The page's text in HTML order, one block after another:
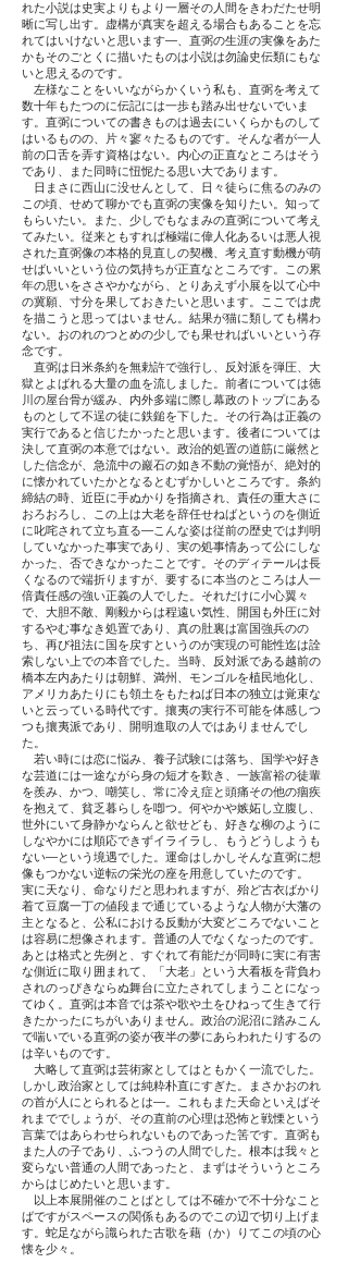
れた小説は史実よりもより一層その人間をきわだたせ明
晰に写し出す。虚構が真実を超える場合もあることを忘
れてはいけないと思います―、直弼の生涯の実像をあた
かもそのごとくに描いたものは小説は勿論史伝類にもな
いと思えるのです。
左様なことをいいながらかくいう私も、直弼を考えて
数十年もたつのに伝記には一歩も踏み出せないでいま
す。直弼についての書きものは過去にいくらかものして
はいるものの、片々寥々たるものです。そんな者が一人
前の口舌を弄す資格はない。内心の正直なところはそう
であり、また同時に忸怩たる思い大であります。
日まさに西山に没せんとして、日々徒らに焦るのみの
この頃、せめて聊かでも直弼の実像を知りたい。知って
もらいたい。また、少しでもなまみの直弼について考え
てみたい。従来ともすれば極端に偉人化あるいは悪人視
された直弼像の本格的見直しの契機、考え直す動機が萌
せばいいという位の気持ちが正直なところです。この累
年の思いをささやかながら、とりあえず小展を以て心中
の冀願、寸分を果しておきたいと思います。ここでは虎
を描こうと思ってはいません。結果が猫に類しても構わ
ない。おのれのつとめの少しでも果せればいいという存
念です。
直弼は日米条約を無勅許で強行し、反対派を弾圧、大
獄とよばれる大量の血を流しました。前者については徳
川の屋台骨が緩み、内外多端に際し幕政のトップにある
ものとして不逞の徒に鉄鎚を下した。その行為は正義の
実行であると信じたかったと思います。後者については
決して直弼の本意ではない。政治的処置の道筋に厳然と
した信念が、急流中の巖石の如き不動の覚悟が、絶対的
に懐かれていたかとなるとむずかしいところです。条約
締結の時、近臣に手ぬかりを指摘され、責任の重大さに
おろおろし、この上は大老を辞任せねばというのを側近
に叱咤されて立ち直る―こんな姿は従前の歴史では判明
していなかった事実であり、実の処事情あって公にしな
かった、否できなかったことです。そのディテールは長
くなるので端折りますが、要するに本当のところは人一
倍責任感の強い正義の人でした。それだけに小心翼々
で、大胆不敵、剛毅からは程遠い気性、開国も外圧に対
するやむ事なき処置であり、真の肚裏は富国強兵のの
ち、再び祖法に国を戻すというのが実現の可能性迄は詮
索しない上での本音でした。当時、反対派である越前の
橋本左内あたりは朝鮮、満州、モンゴルを植民地化し、
アメリカあたりにも領土をもたねば日本の独立は覚束な
いと云っている時代です。攘夷の実行不可能を体感しつ
つも攘夷派であり、開明進取の人ではありませんでし
た。
若い時には恋に悩み、養子試験には落ち、国学や好き
な芸道には一途ながら身の短才を歎き、一族富裕の徒輩
を羨み、かつ、嘲笑し、常に冷え症と頭痛その他の痼疾
を抱えて、貧乏暮らしを喞つ。何やかや嫉妬し立腹し、
世外にいて身静かならんと欲せども、好きな柳のように
しなやかには順応できずイライラし、もうどうしようも
ない―という境遇でした。運命はしかしそんな直弼に想
像もつかない逆転の栄光の座を用意していたのです。
実に天なり、命なりだと思われますが、殆ど古衣ばかり
着て豆腐一丁の値段まで通じているような人物が大藩の
主となると、公私における反動が大変どころでないこと
は容易に想像されます。普通の人でなくなったのです。
あとは格式と先例と、すぐれて有能だが同時に実に有害
な側近に取り囲まれて、「大老」という大看板を背負わ
されのっぴきならぬ舞台に立たされてしまうことになっ
てゆく。直弼は本音では茶や歌や土をひねって生きて行
きたかったにちがいありません。政治の泥沼に踏みこん
で喘いでいる直弼の姿が夜半の夢にあらわれたりするの
は辛いものです。
大略して直弼は芸術家としてはともかく一流でした。
しかし政治家としては純粋朴直にすぎた。まさかおのれ
の首が人にとられるとは―。これもまた天命といえばそ
れまででしょうが、その直前の心理は恐怖と戦慄という
言葉ではあらわせられないものであった筈です。直弼も
また人の子であり、ふつうの人間でした。根本は我々と
変らない普通の人間であったと、まずはそういうところ
からはじめたいと思います。
以上本展開催のことばとしては不確かで不十分なこと
ばですがスペースの関係もあるのでこの辺で切り上げま
す。蛇足ながら識られた古歌を藉（か）りてこの頃の心
懐を少々。